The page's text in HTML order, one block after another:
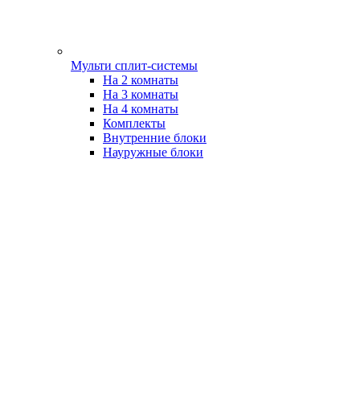
Мульти сплит-системы
На 2 комнаты
На 3 комнаты
На 4 комнаты
Комплекты
Внутренние блоки
Науружные блоки